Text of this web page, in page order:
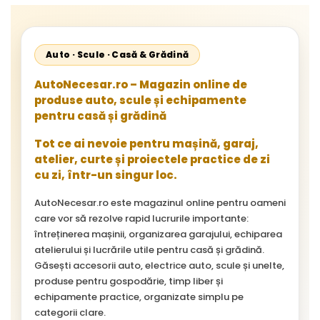
Auto · Scule · Casă & Grădină
AutoNecesar.ro – Magazin online de
produse auto, scule și echipamente
pentru casă și grădină
Tot ce ai nevoie pentru mașină, garaj,
atelier, curte și proiectele practice de zi
cu zi, într-un singur loc.
AutoNecesar.ro este magazinul online pentru oameni
care vor să rezolve rapid lucrurile importante:
întreținerea mașinii, organizarea garajului, echiparea
atelierului și lucrările utile pentru casă și grădină.
Găsești accesorii auto, electrice auto, scule și unelte,
produse pentru gospodărie, timp liber și
echipamente practice, organizate simplu pe
categorii clare.